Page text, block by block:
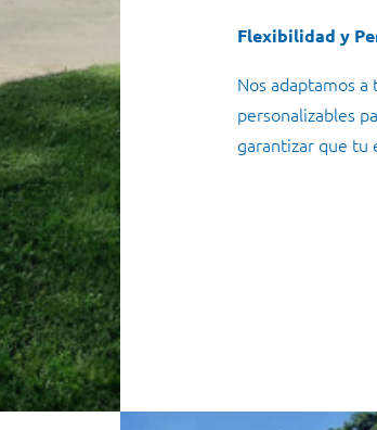
Flexibilidad y
Nos adaptamos a
personalizables
garantizar que tu